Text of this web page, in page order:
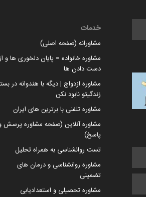
خدمات
مشاورانه (صفحه اصلی)
مشاوره خانواده = پایان دلخوری ها و
دست دادن ها
مشاوره ازدواج | دیگه با هندوانه در
زندگیتو نابود نکن
مشاوره تلفنی با برترین های ایران
مشاوره آنلاین (صفحه مشاوره پرسش
پاسخ)
تست روانشناسی به همراه تحلیل
مشاوره روانشناسی و درمان های
تضمینی
مشاوره تحصیلی و استعدادیابی